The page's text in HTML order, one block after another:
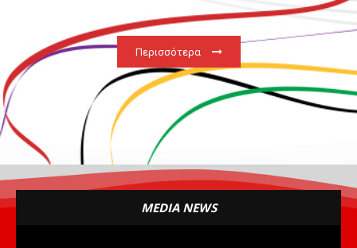
Περισσότερα
MEDIA NEWS